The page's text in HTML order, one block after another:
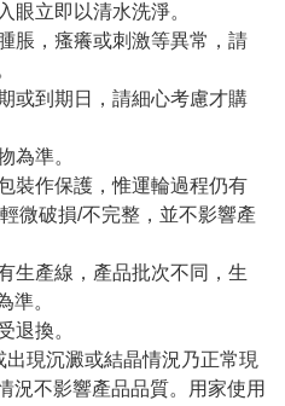
眼立即以清水洗淨。
脹，瘙癢或刺激等異常，請
或到期日，請細心考慮才購
為準。
裝作保護，惟運輪過程仍有
微破損/不完整，並不影響產
生產線，產品批次不同，生
準。
退換。
現沉澱或結晶情況乃正常現
況不影響產品品質。用家使用